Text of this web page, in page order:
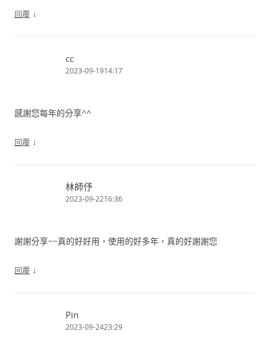
回覆 ↓
cc
2023-09-1914:17
感謝您每年的分享^^
回覆 ↓
林師伃
2023-09-2216:36
謝謝分享~~真的好好用，使用的好多年，真的好謝謝您
回覆 ↓
Pin
2023-09-2423:29